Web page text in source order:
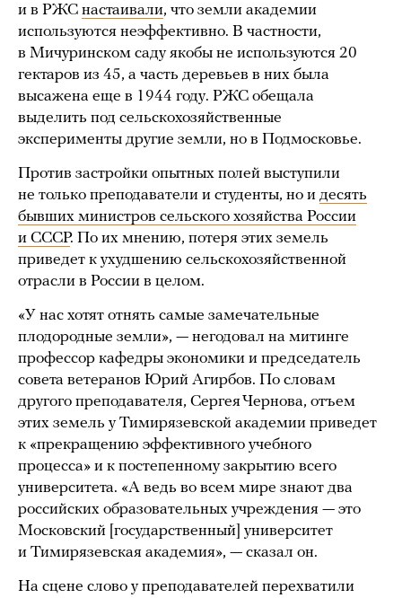
и в РЖС настаивали, что земли академии
используются неэффективно. В частности,
в Мичуринском саду якобы не используются 20
гектаров из 45, а часть деревьев в них была
высажена еще в 1944 году. РЖС обещала
выделить под сельскохозяйственные
эксперименты другие земли, но в Подмосковье.
Против застройки опытных полей выступили
не только преподаватели и студенты, но и десять
бывших министров сельского хозяйства России
и СССР. По их мнению, потеря этих земель
приведет к ухудшению сельскохозяйственной
отрасли в России в целом.
«У нас хотят отнять самые замечательные
плодородные земли», — негодовал на митинге
профессор кафедры экономики и председатель
совета ветеранов Юрий Агирбов. По словам
другого преподавателя, Сергея Чернова, отъем
этих земель у Тимирязевской академии приведет
к «прекращению эффективного учебного
процесса» и к постепенному закрытию всего
университета. «А ведь во всем мире знают два
российских образовательных учреждения — это
Московский [государственный] университет
и Тимирязевская академия», — сказал он.
На сцене слово у преподавателей перехватили